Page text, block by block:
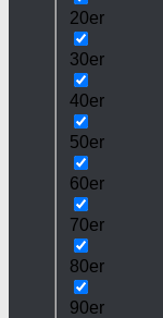
20er
30er
40er
50er
60er
70er
80er
90er